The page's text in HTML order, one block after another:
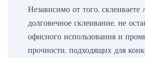
Независимо от того,
долговечное склеивание, не
офисного использования и
прочности, подходящих для